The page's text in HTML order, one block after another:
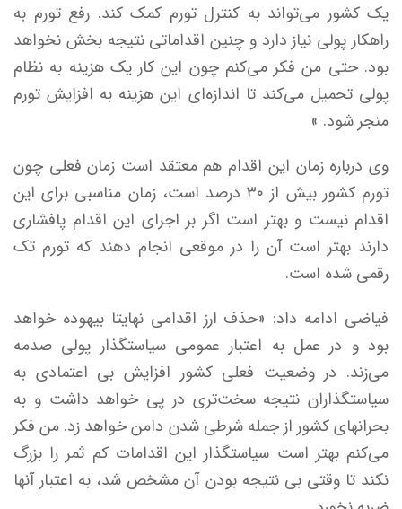
یک کشور می‌تواند به کنترل تورم کمک کند. رفع تورم به
راهکار پولی نیاز دارد و چنین اقداماتی نتیجه بخش نخواهد
بود. حتی من فکر می‌کنم چون این کار یک هزینه به نظام
پولی تحمیل می‌کند تا اندازه‌ای این هزینه به افزایش تورم
منجر شود. »
وی درباره زمان این اقدام هم معتقد است زمان فعلی چون
تورم کشور بیش از ۳۰ درصد است، زمان مناسبی برای این
اقدام نیست و بهتر است اگر بر اجرای این اقدام پافشاری
دارند بهتر است آن را در موقعی انجام دهند که تورم تک
رقمی شده است.
فیاضی ادامه داد:‌ «حذف ارز اقدامی نهایتا بیهوده خواهد
بود و در عمل به اعتبار عمومی سیاستگذار پولی صدمه
می‌زند. در وضعیت فعلی کشور افزایش بی اعتمادی به
سیاستگذاران نتیجه سخت‌تری در پی خواهد داشت و به
بحرانهای کشور از جمله شرطی شدن دامن خواهد زد. من فکر
می‌کنم بهتر است سیاستگذار این اقدامات کم ثمر را بزرگ
نکند تا وقتی بی نتیجه بودن آن مشخص شد، به اعتبار آنها